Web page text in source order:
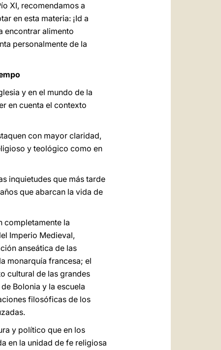
XI, recomendamos a
en esta materia: ¡Id a
encontrar alimento
personalmente de la
y en el mundo de la
en cuenta el contexto
con mayor claridad,
y teológico como en
inquietudes que más tarde
que abarcan la vida de
completamente la
Imperio Medieval,
anseática de las
monarquía francesa; el
cultural de las grandes
Bolonia y la escuela
filosóficas de los
y político que en los
en la unidad de fe religiosa